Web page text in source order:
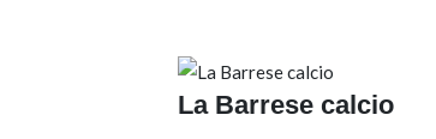
La Barrese calcio